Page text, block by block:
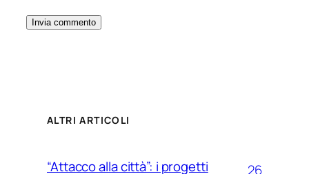
ALTRI ARTICOLI
“Attacco alla città”: i progetti
26